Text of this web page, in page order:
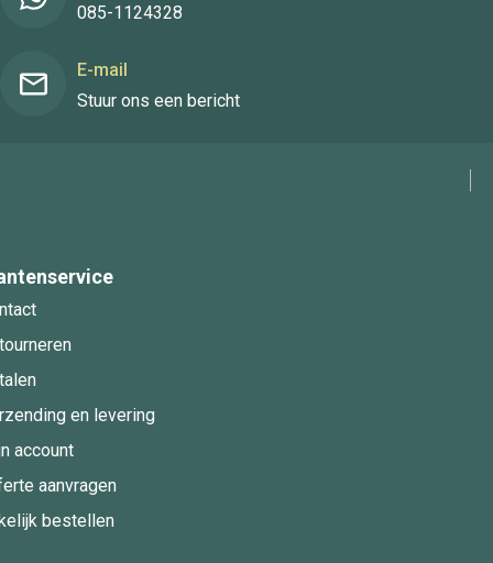
085-1124328
E-mail
Stuur ons een bericht
en levering
account
aanvragen
bestellen